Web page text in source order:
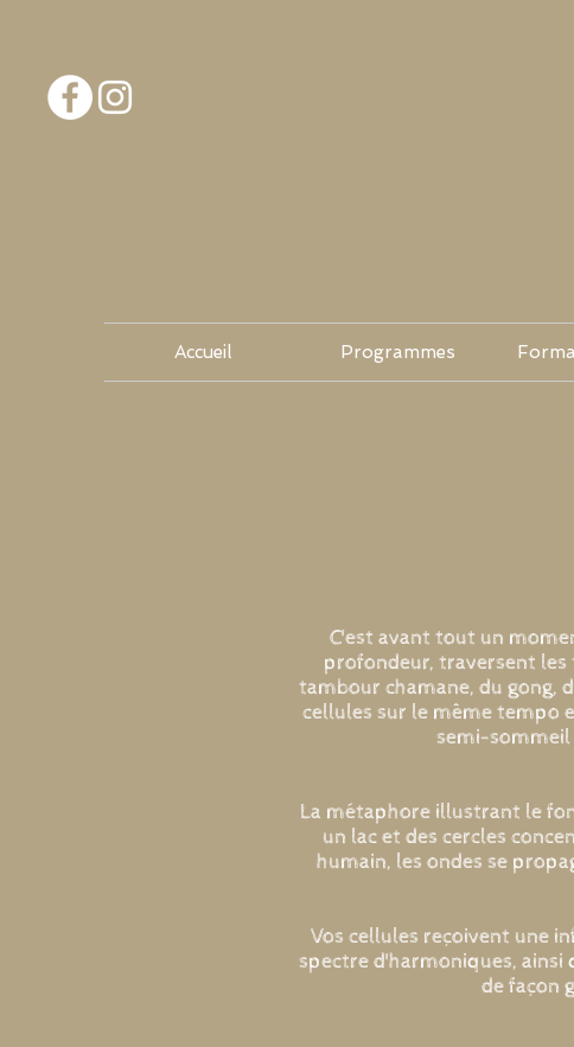
Accueil Programmes
C'est avant tout un
profondeur, traversent les
tambour chamane, du gong,
cellules sur le même tempo
semi-sommeil
La métaphore illustrant le
un lac et des cercles
humain, les ondes se
Vos cellules reçoivent une
spectre d'harmoniques, ainsi
de façon